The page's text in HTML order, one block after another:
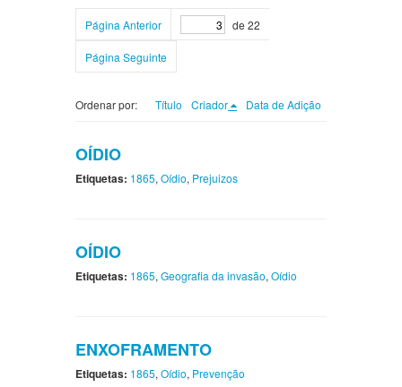
Página Anterior de 22
Página Seguinte
Ordenar por: Título Criador Data de Adição
OÍDIO
Etiquetas: 1865, Oídio, Prejuizos
OÍDIO
Etiquetas: 1865, Geografia da invasão, Oídio
ENXOFRAMENTO
Etiquetas: 1865, Oídio, Prevenção